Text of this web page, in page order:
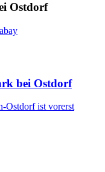
Ostdorf
bei Ostdorf
Ostdorf ist vorerst